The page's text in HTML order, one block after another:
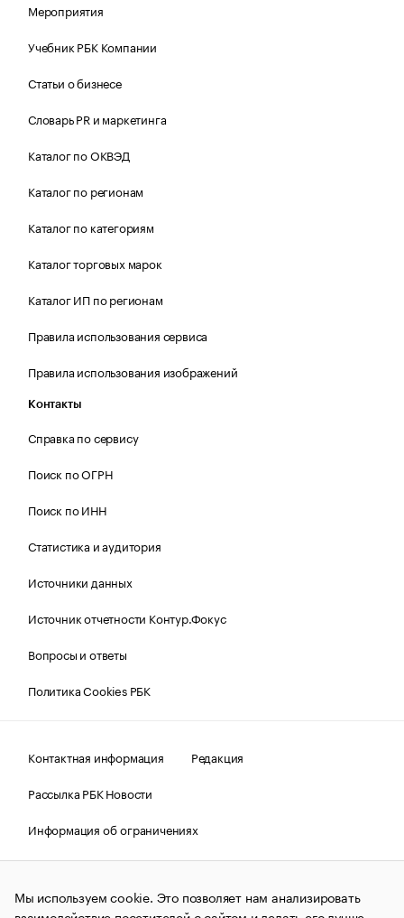
Мероприятия
Учебник РБК Компании
Статьи о бизнесе
Словарь PR и маркетинга
Каталог по ОКВЭД
Каталог по регионам
Каталог по категориям
Каталог торговых марок
Каталог ИП по регионам
Правила использования сервиса
Правила использования изображений
Контакты
Справка по сервису
Поиск по ОГРН
Поиск по ИНН
Статистика и аудитория
Источники данных
Источник отчетности Контур.Фокус
Вопросы и ответы
Политика Cookies РБК
Контактная информация
Редакция
Рассылка РБК Новости
Информация об ограничениях
Правовая информация
О соблюдении авторских прав
© АО «РОСБИЗНЕСКОНСАЛТИНГ»,1995–2026.Сообщения
и материалы информационного агентства «РБК»
Мы используем cookie. Это позволяет нам анализировать